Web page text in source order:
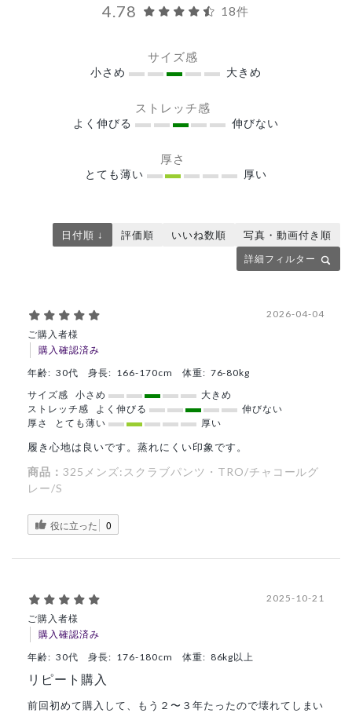
4.78 18件
サイズ感
小さめ 大きめ
ストレッチ感
よく伸びる 伸びない
厚さ
とても薄い 厚い
詳細フィルター
日付順 ↓ 評価順 いいね数順 写真・動画付き順
ご購入者様
購入確認済み
2026-04-04
年齢: 30代 身長: 166-170cm 体重: 76-80kg
サイズ感
小さめ
大きめ
ストレッチ感
よく伸びる
伸びない
厚さ
とても薄い 厚い
履き心地は良いです。蒸れにくい印象です。
商品： 325メンズ:スクラブパンツ・TRO/チャコールグ
レー/S
役に立った 0
ご購入者様
購入確認済み
2025-10-21
年齢: 30代 身長: 176-180cm 体重: 86kg以上
リピート購入
前回初めて購入して、もう２〜３年たったので壊れてしまい